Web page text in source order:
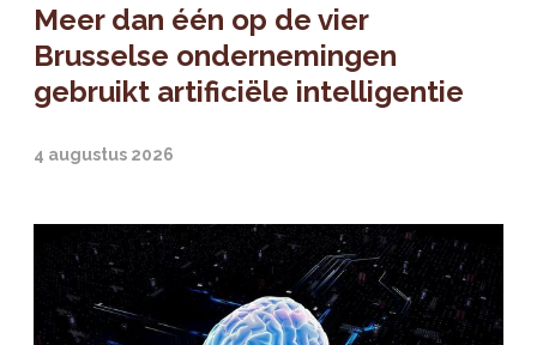
Meer dan één op de vier
Brusselse ondernemingen
gebruikt artificiële intelligentie
4 augustus 2026